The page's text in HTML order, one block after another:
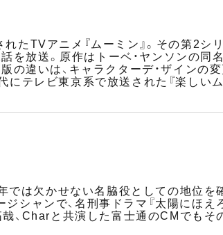
たTVアニメ『ムーミン』。その第2シ
放送。原作はトーベ・ヤンソンの同
違いは、キャラクターデ・ザインの
にテレビ東京系で放送された『楽しい
は欠かせない名脇役としての地位を
シャンで、名刑事ドラマ『太陽にほえ
、Charと共演した富士通のCMでもそ